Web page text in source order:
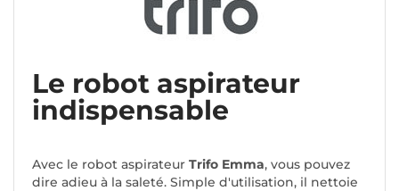
Le robot aspirateur
indispensable
Avec le robot aspirateur Trifo Emma, vous pouvez
dire adieu à la saleté. Simple d'utilisation, il nettoie